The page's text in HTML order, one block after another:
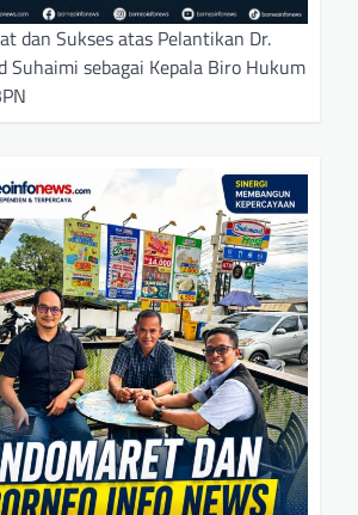
dan Sukses atas Pelantikan Dr.
Suhaimi sebagai Kepala Biro Hukum